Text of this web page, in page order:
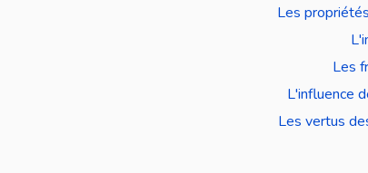
Les
Les
L'influence
Les vertus